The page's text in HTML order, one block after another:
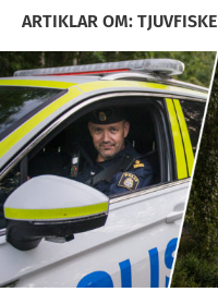
ARTIKLAR OM: TJUVFISKE